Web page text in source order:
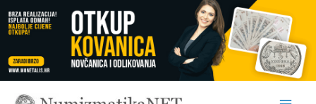
to
content